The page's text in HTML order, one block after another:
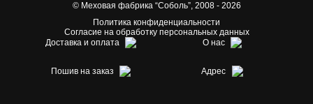
© Меховая фабрика “Соболь”,2008 - 2026
Политика конфиденциальности
Согласие на обработку персональных данных
Доставка и оплата
О нас
Пошив на заказ Адрес